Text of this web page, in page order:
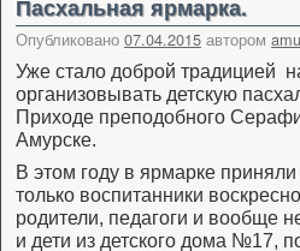
Пасхальная ярмарка.
Опубликовано 07.04.2015 автором
Уже стало доброй традицией
организовывать детскую
Приходе преподобного
Амурске.
В этом году в ярмарке
только воспитанники
родители, педагоги и вообще
и дети из детского дома №17,